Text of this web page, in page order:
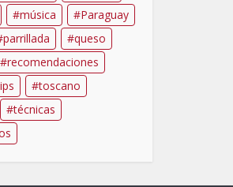
música
Paraguay
parrillada
queso
recomendaciones
toscano
técnicas